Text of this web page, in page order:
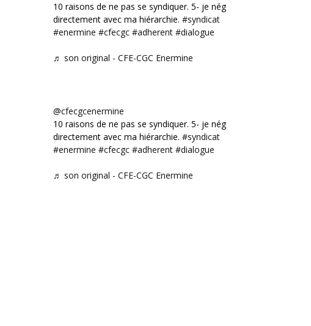
10 raisons de ne pas se syndiquer. 5- je négocie
directement avec ma hiérarchie. #syndicat
#enermine #cfecgc #adherent #dialogue
♬ son original - CFE-CGC Enermine
@cfecgcenermine
10 raisons de ne pas se syndiquer. 5- je négocie
directement avec ma hiérarchie. #syndicat
#enermine #cfecgc #adherent #dialogue
♬ son original - CFE-CGC Enermine